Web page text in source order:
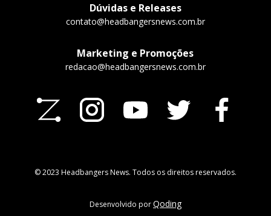
Dúvidas e Releases
contato@headbangersnews.com.br
Marketing e Promoções
redacao@headbangersnews.com.br
© 2023 Headbangers News. Todos os direitos reservados.
Desenvolvido porQoding